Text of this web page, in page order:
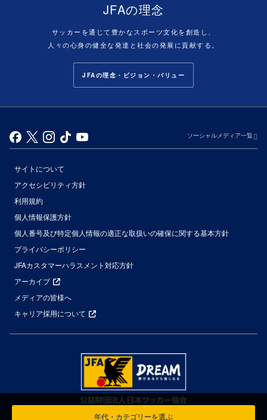
年代・カテゴリーを選ぶ
JFAの理念
サッカーを通じて豊かなスポーツ文化を創造し、
人々の心身の健全な発達と社会の発展に貢献する。
JFAの理念・ビジョン・バリュー
ソーシャルメディア一覧
サイトについて
アクセシビリティ方針
利用規約
個人情報保護方針
個人番号及び特定個人情報の適正な取扱いの確保に関する基本方針
プライバシーポリシー
JFAカスタマーハラスメント対応方針
アーカイブ
メディアの皆様へ
キャリア採用について
© Japan Football Association All Rights Reserved.